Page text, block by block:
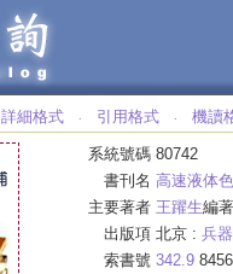
詳細格式 ‧ 引用格式 ‧ 機讀
系統號碼 80742
書刊名 高速液体
主要著者 王躍生編著
出版項 北京 : 兵
索書號 342.9 8456